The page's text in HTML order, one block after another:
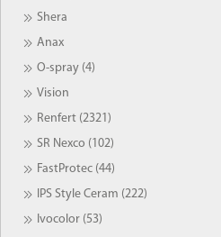
Shera
Anax
O-spray (4)
Vision
Renfert (2321)
SR Nexco (102)
FastProtec (44)
IPS Style Ceram (222)
Ivocolor (53)